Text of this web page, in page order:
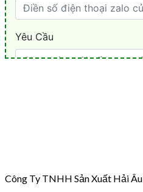
Công Ty TNHH Sản Xuất Hải Âu